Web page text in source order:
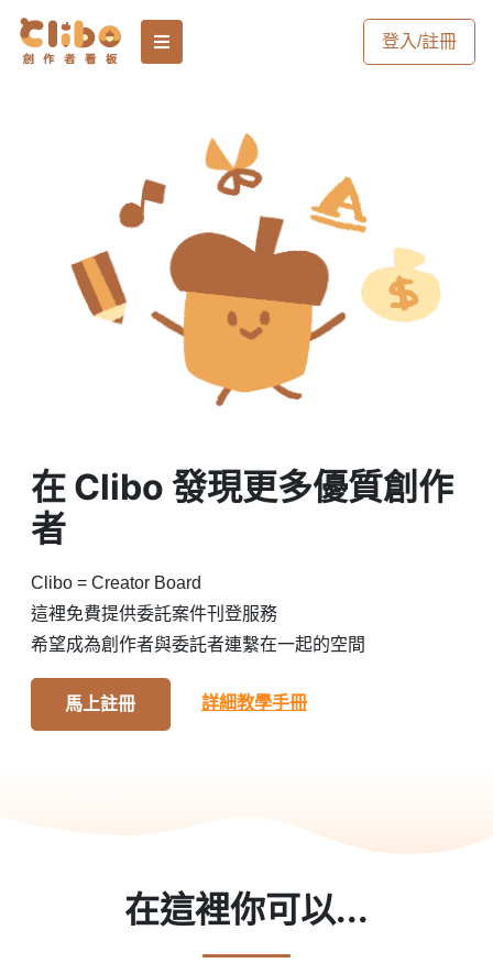
登入/註冊
在 Clibo 發現更多優質創作
者
Clibo = Creator Board
這裡免費提供委託案件刊登服務
希望成為創作者與委託者連繫在一起的空間
馬上註冊 詳細教學手冊
在這裡你可以...